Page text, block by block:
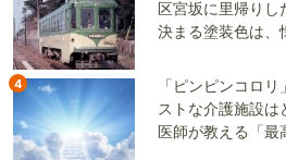
区宮坂に里帰り
決まる塗装色は、
4
「ピンピンコロ
ストな介護施設
医師が教える「